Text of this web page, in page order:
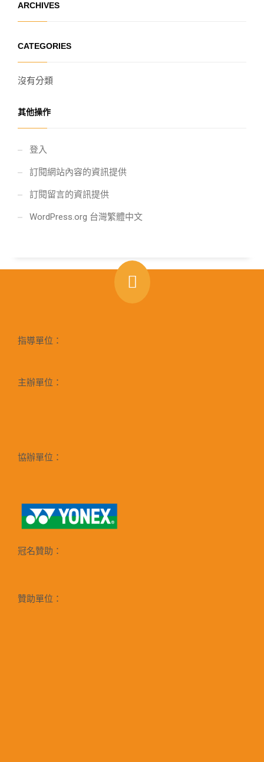
ARCHIVES
CATEGORIES
沒有分類
其他操作
登入
訂閱網站內容的資訊提供
訂閱留言的資訊提供
WordPress.org 台灣繁體中文
指導單位：
主辦單位：
協辦單位：
冠名贊助：
贊助單位：